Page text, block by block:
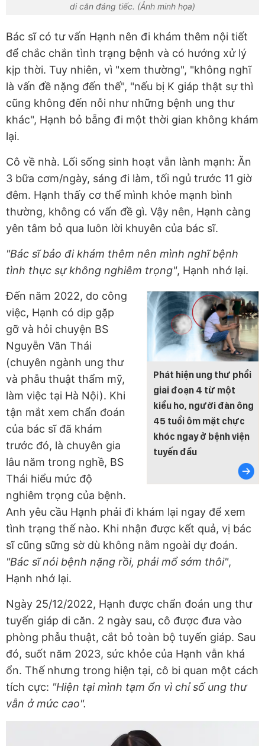
di căn đáng tiếc. (Ảnh minh họa)
Bác sĩ có tư vấn Hạnh nên đi khám thêm nội tiết
để chắc chắn tình trạng bệnh và có hướng xử lý
kịp thời. Tuy nhiên, vì "xem thường", "không nghĩ
là vấn đề nặng đến thế", "nếu bị K giáp thật sự thì
cũng không đến nỗi như những bệnh ung thư
khác", Hạnh bỏ bẵng đi một thời gian không khám
lại.
Cô về nhà. Lối sống sinh hoạt vẫn lành mạnh: Ăn
3 bữa cơm/ngày, sáng đi làm, tối ngủ trước 11 giờ
đêm. Hạnh thấy cơ thể mình khỏe mạnh bình
thường, không có vấn đề gì. Vậy nên, Hạnh càng
yên tâm bỏ qua luôn lời khuyên của bác sĩ.
"Bác sĩ bảo đi khám thêm nên mình nghĩ bệnh
tình thực sự không nghiêm trọng", Hạnh nhớ lại.
Phát hiện ung thư phổi
giai đoạn 4 từ một
kiểu ho, người đàn ông
45 tuổi ôm mặt chực
khóc ngay ở bệnh viện
tuyến đầu
Đến năm 2022, do công
việc, Hạnh có dịp gặp
gỡ và hỏi chuyện BS
Nguyễn Văn Thái
(chuyên ngành ung thư
và phẫu thuật thẩm mỹ,
làm việc tại Hà Nội). Khi
tận mắt xem chẩn đoán
của bác sĩ đã khám
trước đó, là chuyên gia
lâu năm trong nghề, BS
Thái hiểu mức độ
nghiêm trọng của bệnh.
Anh yêu cầu Hạnh phải đi khám lại ngay để xem
tình trạng thế nào. Khi nhận được kết quả, vị bác
sĩ cũng sững sờ dù không nằm ngoài dự đoán.
"Bác sĩ nói bệnh nặng rồi, phải mổ sớm thôi",
Hạnh nhớ lại.
Ngày 25/12/2022, Hạnh được chẩn đoán ung thư
tuyến giáp di căn. 2 ngày sau, cô được đưa vào
phòng phẫu thuật, cắt bỏ toàn bộ tuyến giáp. Sau
đó, suốt năm 2023, sức khỏe của Hạnh vẫn khá
ổn. Thế nhưng trong hiện tại, cô bi quan một cách
tích cực: "Hiện tại mình tạm ổn vì chỉ số ung thư
vẫn ở mức cao".